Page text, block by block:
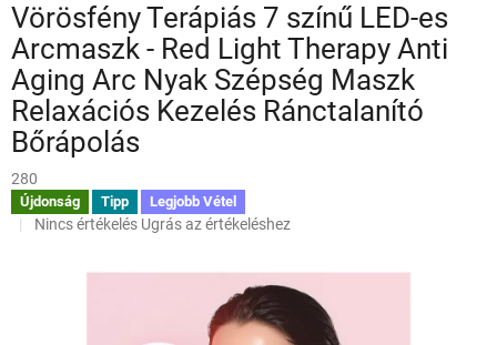
Vörösfény Terápiás 7 színű LED-es
Arcmaszk - Red Light Therapy Anti
Aging Arc Nyak Szépség Maszk
Relaxációs Kezelés Ránctalanító
Bőrápolás
280
Újdonság Tipp Legjobb Vétel
A
Nincs értékelés Ugrás az értékeléshez